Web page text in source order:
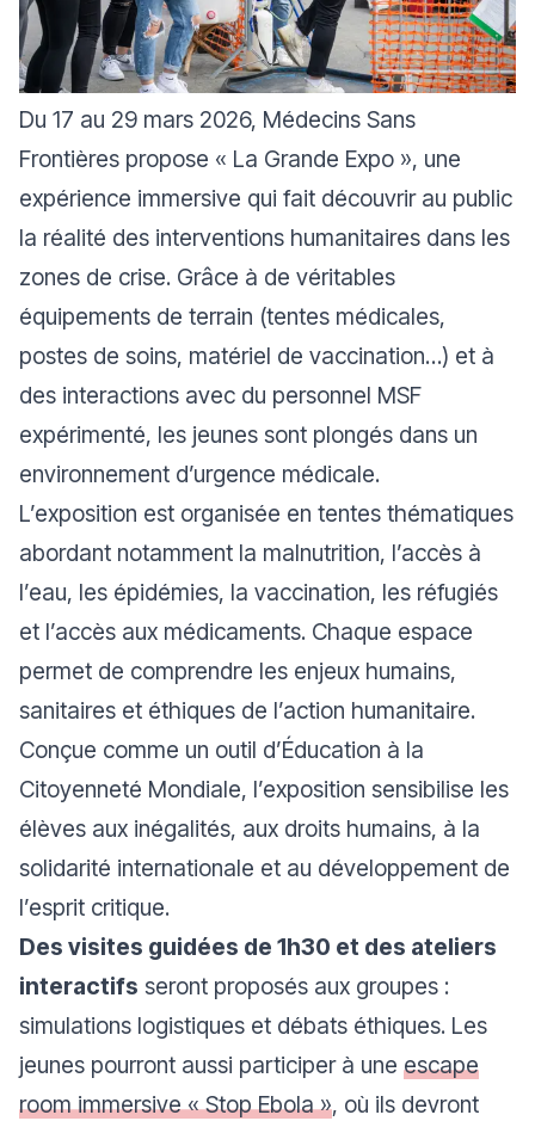
Du 17 au 29 mars 2026, Médecins Sans
Frontières propose « La Grande Expo », une
expérience immersive qui fait découvrir au public
la réalité des interventions humanitaires dans les
zones de crise. Grâce à de véritables
équipements de terrain (tentes médicales,
postes de soins, matériel de vaccination…) et à
des interactions avec du personnel MSF
expérimenté, les jeunes sont plongés dans un
environnement d’urgence médicale.
L’exposition est organisée en tentes thématiques
abordant notamment la malnutrition, l’accès à
l’eau, les épidémies, la vaccination, les réfugiés
et l’accès aux médicaments. Chaque espace
permet de comprendre les enjeux humains,
sanitaires et éthiques de l’action humanitaire.
Conçue comme un outil d’Éducation à la
Citoyenneté Mondiale, l’exposition sensibilise les
élèves aux inégalités, aux droits humains, à la
solidarité internationale et au développement de
l’esprit critique.
Des visites guidées de 1h30 et des ateliers
interactifs seront proposés aux groupes :
simulations logistiques et débats éthiques. Les
jeunes pourront aussi participer à une escape
room immersive « Stop Ebola », où ils devront